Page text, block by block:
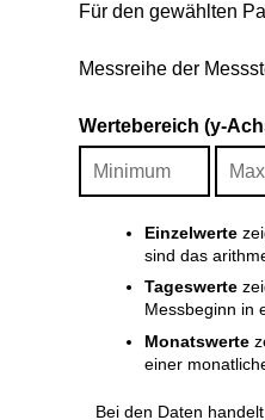
Für den gewählten
Messreihe der
Wertebereich (y-
Einzelwerte
sind das
Tageswerte
Messbeginn in
Monatswerte
einer
Bei den Daten